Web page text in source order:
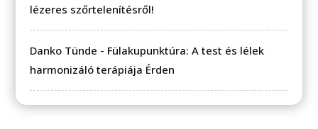
lézeres szőrtelenítésről!
Danko Tünde - Fülakupunktúra: A test és lélek
harmonizáló terápiája Érden